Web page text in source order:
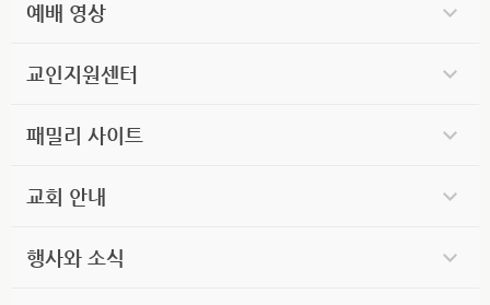
예배 영상
교인지원센터
패밀리 사이트
교회 안내
행사와 소식